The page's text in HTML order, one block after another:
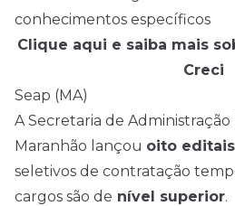
conhecimentos específicos
Clique aqui e saiba mais
Creci
Seap (MA)
A Secretaria de
Maranhão lançou oito editais
seletivos de contratação
cargos são de nível superior.